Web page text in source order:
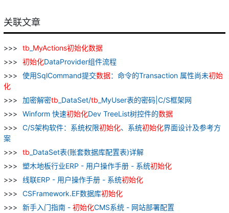
关联文章
tb MyActions初始化数据
初始化DataProvider组件流程
使用SqlCommand提交数据：命令的Transaction 属性尚未初始
化
加密解密tb _DataSet/tb _MyUser表的密码|C/S框架网
Winform 快速初始化Dev TreeList树控件的数据
C/S架构软件：系统权限初始化、系统初始化界面设计及参考方
案
tb _DataSet表(账套数据库配置表)详解
塑木地板行业ERP - 用户操作手册 - 系统初始化
线联ERP - 用户操作手册 - 系统初始化
CSFramework.EF数据库初始化
新手入门指南 - 初始化CMS系统 - 网站部署配置